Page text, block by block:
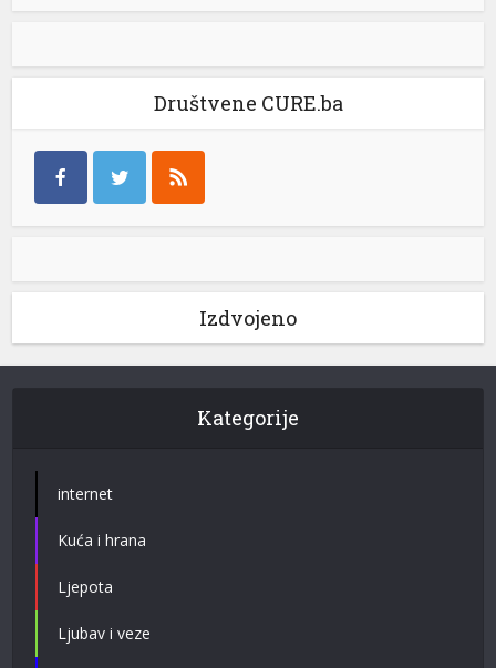
Društvene CURE.ba
Izdvojeno
Kategorije
internet
Kuća i hrana
Ljepota
Ljubav i veze